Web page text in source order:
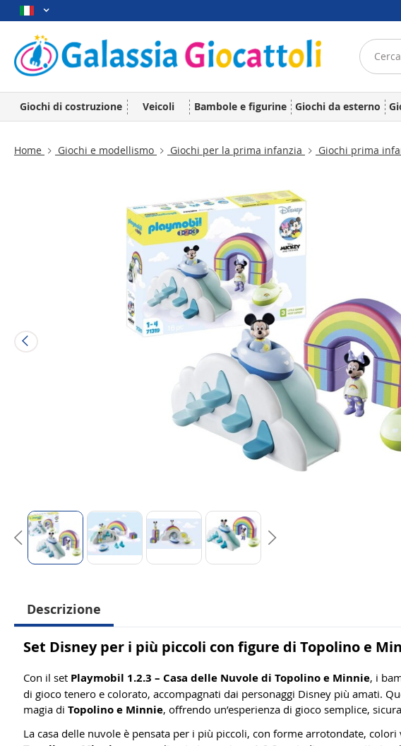
Giochi di costruzione Veicoli Bambole e figurine Giochi da esterno
Home Giochi e modellismo Giochi per la prima infanzia Giochi prima
Descrizione
Set Disney per i più piccoli con figure di Topolino e
Con il set Playmobil 1.2.3 – Casa delle Nuvole di Topolino e Minnie, i
di gioco tenero e colorato, accompagnati dai personaggi Disney più amati.
magia di Topolino e Minnie, offrendo un’esperienza di gioco semplice,
La casa delle nuvole è pensata per i più piccoli, con forme arrotondate,